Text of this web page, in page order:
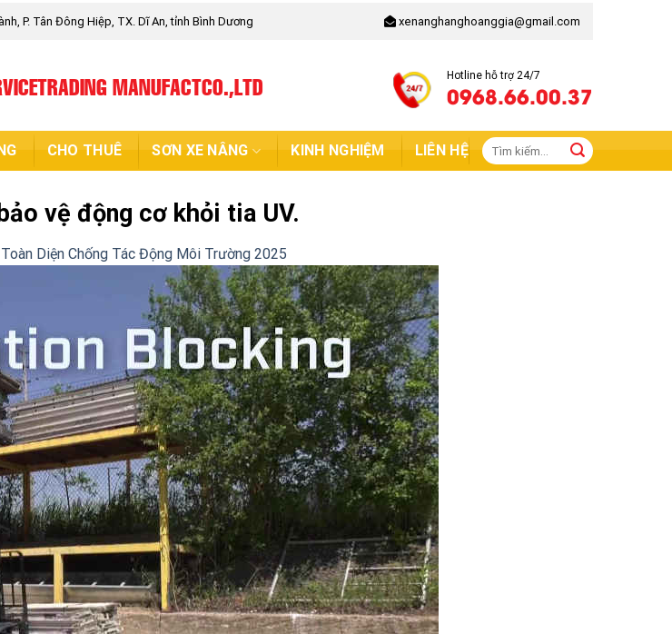
P. Tân Đông Hiệp, TX. Dĩ An, tỉnh Bình Dương xenanghanghoanggia@gmail.com
MANUFACTCO.,LTD Hotline hỗ trợ 24/7
0968.66.00.37
CHO THUÊ SƠN XE NÂNG KINH NGHIỆM LIÊN HỆ
Tìm
kiếm:
vệ động cơ khỏi tia UV.
Diện Chống Tác Động Môi Trường 2025